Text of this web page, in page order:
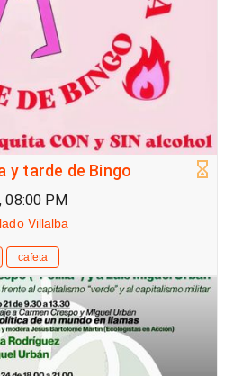
y tarde de Bingo
08:00 PM
Villalba
cafeta